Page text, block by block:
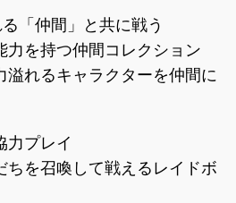
「仲間」と共に戦う
力を持つ仲間コレクション
溢れるキャラクターを仲間に
力プレイ
ちを召喚して戦えるレイドボ